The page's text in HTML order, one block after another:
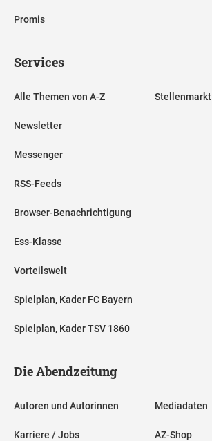
Promis
Services
Alle Themen von A-Z
Newsletter
Messenger
RSS-Feeds
Browser-Benachrichtigung
Ess-Klasse
Vorteilswelt
Spielplan, Kader FC Bayern
Spielplan, Kader TSV 1860
Stellenmarkt
Die Abendzeitung
Autoren und Autorinnen
Karriere / Jobs
Mediadaten
AZ-Shop